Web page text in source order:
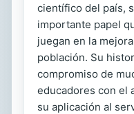
científico del país,
importante papel
juegan en la
población. Su
compromiso de
educadores con el
su aplicación al